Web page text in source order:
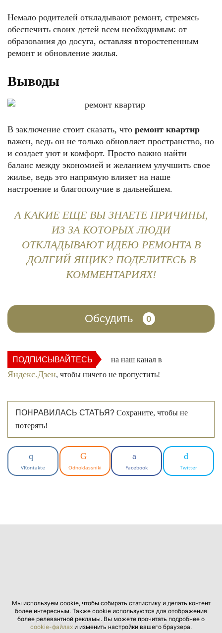
Немало родителей откладывают ремонт, стремясь
обеспечить своих детей всем необходимым: от
образования до досуга, оставляя второстепенным
ремонт и обновление жилья.
Выводы
В заключение стоит сказать, что ремонт квартир
важен, ведь он не только обновляет пространство, но
и создает уют и комфорт. Просто важно найти
баланс между экономией и желанием улучшить свое
жилье, ведь это напрямую влияет на наше
настроение и благополучие в дальнейшем.
А КАКИЕ ЕЩЕ ВЫ ЗНАЕТЕ ПРИЧИНЫ,
ИЗ ЗА КОТОРЫХ ЛЮДИ
ОТКЛАДЫВАЮТ ИДЕЮ РЕМОНТА В
ДОЛГИЙ ЯЩИК? ПОДЕЛИТЕСЬ В
КОММЕНТАРИЯХ!
Обсудить 0
ПОДПИСЫВАЙТЕСЬ на наш канал в
Яндекс.Дзен, чтобы ничего не пропустить!
ПОНРАВИЛАСЬ СТАТЬЯ? Сохраните, чтобы не
потерять!
VKontakte Odnoklassniki Facebook Twitter
Мы используем cookie, чтобы собирать статистику и делать контент
более интересным. Также cookie используются для отображения
более релевантной рекламы. Вы можете прочитать подробнее о
cookie-файлах и изменить настройки вашего браузера.